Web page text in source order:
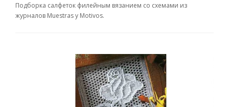
Подборка салфеток филейным вязанием со схемами из
журналов Muestras y Motivos.